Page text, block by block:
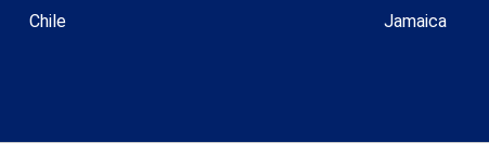
Chile Jamaica